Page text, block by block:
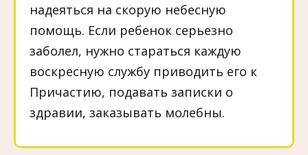
надеяться на скорую небесную
помощь. Если ребенок серьезно
заболел, нужно стараться каждую
воскресную службу приводить его к
Причастию, подавать записки о
здравии, заказывать молебны.